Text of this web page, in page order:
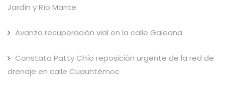
Jardín y Río Mante
Avanza recuperación vial en la calle Galeana
Constata Patty Chío reposición urgente de la red de
drenaje en calle Cuauhtémoc